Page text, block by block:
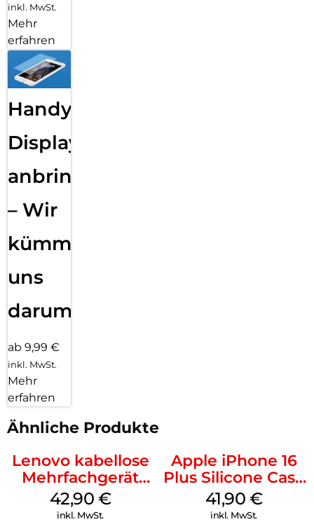
inkl. MwSt.
Mehr
erfahren
Handy
Displayfolie
anbringen
– Wir
kümmern
uns
darum!
ab 9,99 €
inkl. MwSt.
Mehr
erfahren
Ähnliche Produkte
Lenovo kabellose
Mehrfachgerät
Luna Grey
42,90 €
inkl. MwSt.
Apple iPhone 16
Plus Silicone Case
MagSafe Stone
Gray
41,90 €
inkl. MwSt.